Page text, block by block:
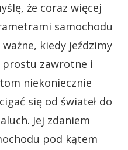
że coraz więcej
samochodu
kiedy jeździmy
prostu zawrotne i
niekoniecznie
się od świateł do
Jej zdaniem
pod kątem